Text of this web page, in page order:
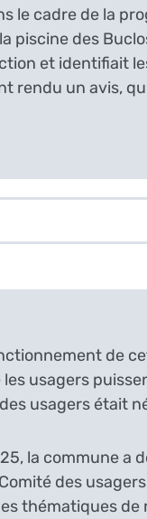
le cadre de la
piscine des
et identifiait
rendu un avis,
de
usagers
usagers était
la commune a
des
thématiques de